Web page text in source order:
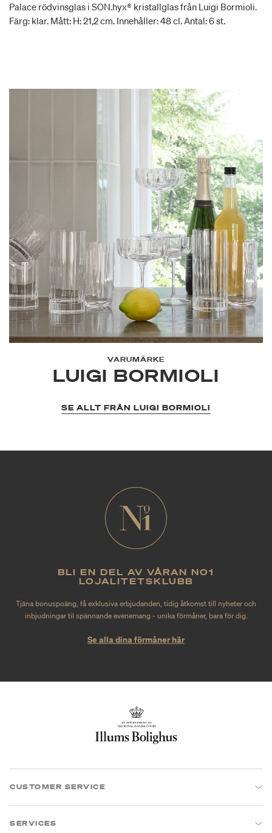
Palace rödvinsglas i SON.hyx® kristallglas från Luigi Bormioli.
Färg: klar. Mått: H: 21,2 cm. Innehåller: 48 cl. Antal: 6 st.
VARUMÄRKE
LUIGI BORMIOLI
SE ALLT FRÅN LUIGI BORMIOLI
BLI EN DEL AV VÅRAN NO1
LOJALITETSKLUBB
Tjäna bonuspoäng, få exklusiva erbjudanden, tidig åtkomst till nyheter och
inbjudningar til spännande evenemang - unika förmåner, bara för dig.
Se alla dina förmåner här
CUSTOMER SERVICE
SERVICES